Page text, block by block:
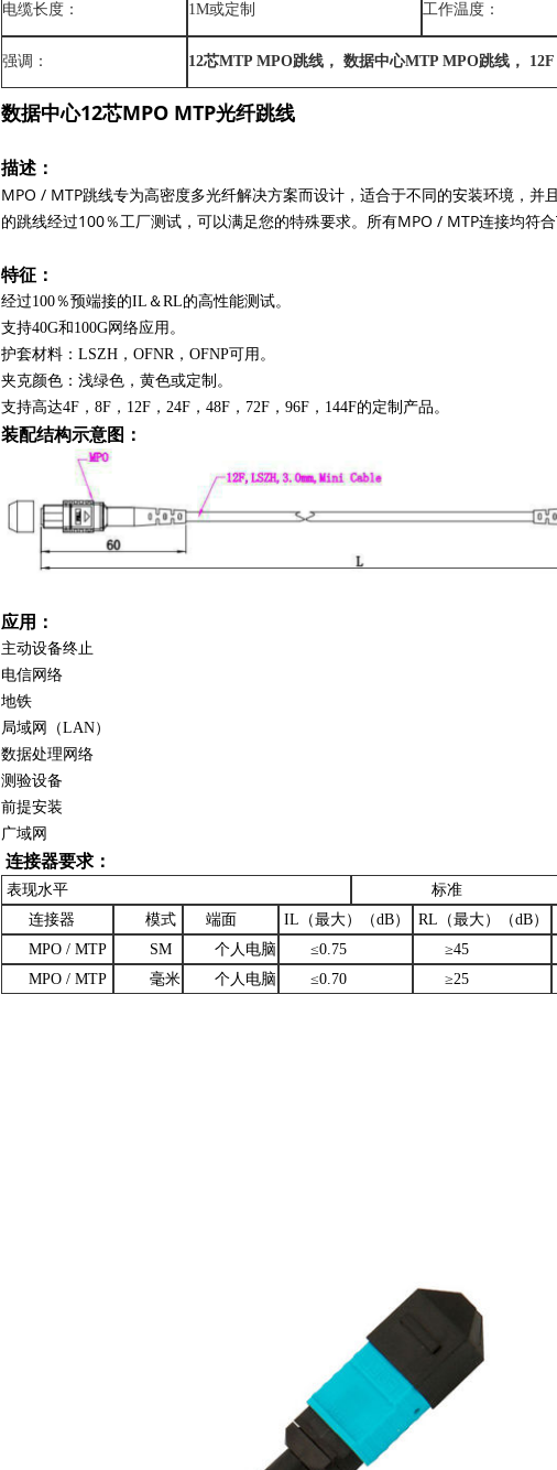
电缆长度： 1M或定制 工作温度：
强调： 12芯MTP MPO跳线， 数据中心MTP MPO跳线，
数据中心12芯MPO MTP光纤跳线
描述：
MPO / MTP跳线专为高密度多光纤解决方案而设计，适合于不同的安装环境，并
的跳线经过100％工厂测试，可以满足您的特殊要求。所有MPO / MTP连接均符
特征：
经过100％预端接的IL＆RL的高性能测试。
支持40G和100G网络应用。
护套材料：LSZH，OFNR，OFNP可用。
夹克颜色：浅绿色，黄色或定制。
支持高达4F，8F，12F，24F，48F，72F，96F，144F的定制产品。
装配结构示意图：
应用：
主动设备终止
电信网络
地铁
局域网（LAN）
数据处理网络
测验设备
前提安装
广域网
连接器要求：
表现水平 标准
连接器
模式 端面 IL（最大）（dB） RL（最大）（dB）
MPO / MTP
SM 个人电脑 ≤0.75 ≥45
MPO / MTP
毫米 个人电脑 ≤0.70 ≥25